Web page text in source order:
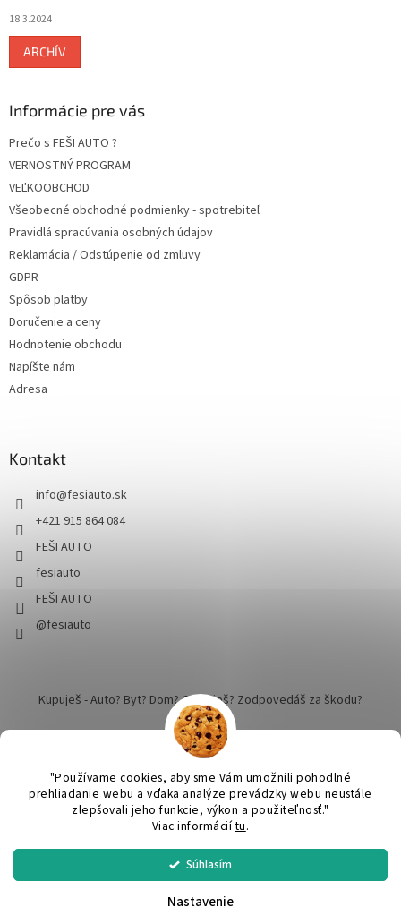
"Používame cookies, aby sme Vám umožnili pohodlné
prehliadanie webu a vďaka analýze prevádzky webu neustále
zlepšovali jeho funkcie, výkon a použiteľnosť."
Viac informáciítu.
Súhlasím
Nastavenie
SPRACUJEME a ODOŠLEME do 24 hodín v pracovný deň. Praktický
DARČEK ku KAŽDEJ objednávke nad 50€. Nákup nad 60€ DOPRAVA
18.3.2024
ARCHÍV
Informácie pre vás
Prečo s FEŠI AUTO ?
VERNOSTNÝ PROGRAM
VEĽKOOBCHOD
Všeobecné obchodné podmienky - spotrebiteľ
Pravidlá spracúvania osobných údajov
Reklamácia / Odstúpenie od zmluvy
GDPR
Spôsob platby
Doručenie a ceny
Hodnotenie obchodu
Napíšte nám
Adresa
Kontakt
info@fesiauto.sk
+421 915 864 084
FEŠI AUTO
fesiauto
FEŠI AUTO
@fesiauto
Kupuješ - Auto? Byt? Dom? Cestuješ? Zodpovedáš za škodu?
Vytvoril Shoptet
FEŠI AUTO - pekné robíme dokonalým
práva vyhradené.Upraviť nastavenie cookies